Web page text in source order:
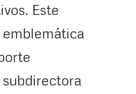
Este
emblemática
subdirectora